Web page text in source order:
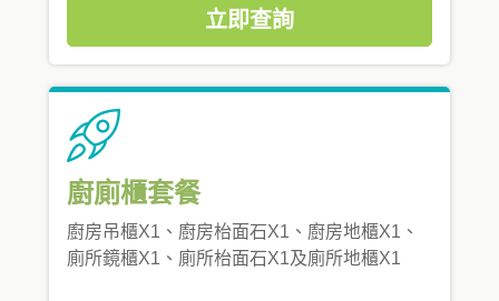
立即查詢
廚廁櫃套餐
廚房吊櫃X1、廚房枱面石X1、廚房地櫃X1、
廁所鏡櫃X1、廁所枱面石X1及廁所地櫃X1